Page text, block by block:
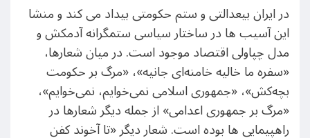
در ایران بیعدالتی و ستم حکومتی بیداد می کند و منشا
این آسیب ها در ساختار سیاسی ستمگرانه آدمکش و
مدل چپاولی اقتصاد موجود است. در میان شعارها،
«سفره ما خالیه خامنه‌ای جانیه»، «مرگ بر حکومت
بچه‌کش»، «جمهوری اسلامی نمی‌خوایم، نمی‌خوایم»،
«مرگ بر جمهوری اعدامی» از جمله دیگر شعارها در
راهپیمایی ها بوده است. شعار دیگر «تا آخوند کفن